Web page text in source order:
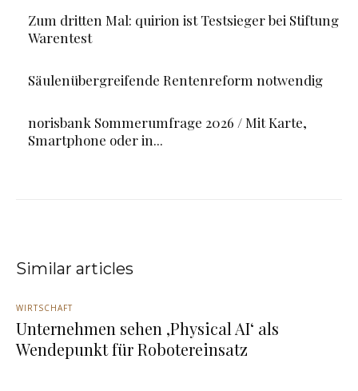
Zum dritten Mal: quirion ist Testsieger bei Stiftung
Warentest
Säulenübergreifende Rentenreform notwendig
norisbank Sommerumfrage 2026 / Mit Karte,
Smartphone oder in...
Similar articles
WIRTSCHAFT
Unternehmen sehen ‚Physical AI‘ als
Wendepunkt für Robotereinsatz